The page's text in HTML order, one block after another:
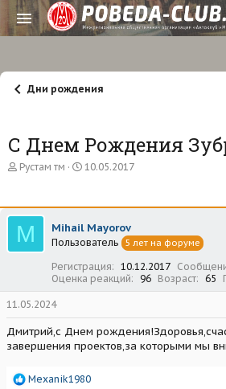
Дни рождения
С Днем Рождения
А
о
р
т
е
Рустам тм
Д
а
а
ч
л
а
10.05.2017
M Mihail Mayorov
Пользователь 5 лет на форуме
Регистрация 10.12.2017
Оценка реакций
96 Возраст 65
11.05.2024
Дмитрий,с Днем
завершения проектов,за которыми мы
Р
Mexanik1980